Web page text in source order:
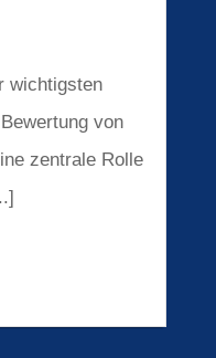
wichtigsten
von
zentrale Rolle